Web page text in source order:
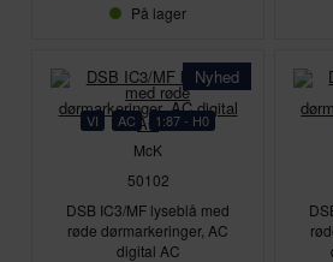
På lager
Nyhed
VI AC 1:87 - H0
McK
50102
DSB IC3/MF lyseblå med
røde dørmarkeringer, AC
digital AC